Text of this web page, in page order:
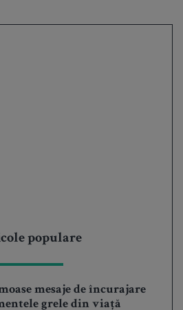
populare
mesaje de încurajare
grele din viață